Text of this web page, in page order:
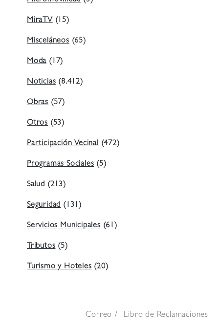
MiraTV(15)
Misceláneos(65)
Moda(17)
Noticias(8.412)
Obras (57)
Otros (53)
Participación Vecinal(472)
Programas Sociales(5)
Salud (213)
Seguridad(131)
Servicios Municipales(61)
Tributos(5)
Turismo y Hoteles(20)
Correo Libro de Reclamaciones